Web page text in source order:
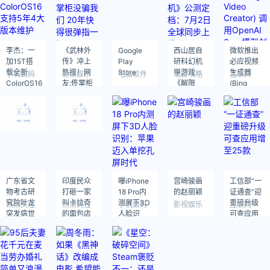
李杰：一
加15T搭
载全新
ColorOS16
大版本维
手机数码
《武林外
传》冲上
热搜！网
友:佟掌柜
20年快得
很弹指一
影视娱乐
Google
Play
Store
电脑软件
西山居自
研科幻机
甲游戏
《解限
机》公测
定档：7月
2日全球同
端游攻略
微软推出
必应视频
生成器
(Bing
Video
Creator)
调用
OpenAI
Sora模型
创建视频
互联网
广东省文
物考古研
究院叶龙
突发病世
热点关注
印度民众
打砸一家
叫卡拉奇
的面包店
热点关注
曝iPhone
18 Pro内
测屏下3D
人脸识
别：苹果
迈入单挖
孔屏时代
手机数码
宫崎骏画
的赵丽颖
影视娱乐
工信部“一
证通查”迎
重磅升级
可查应用
互联网